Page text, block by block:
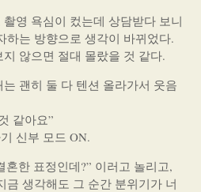
영 욕심이 컸는데 상담받다 보니
하는 방향으로 생각이 바뀌었다.
않으면 절대 몰랐을 것 같다.
괜히 둘 다 텐션 올라가서 웃음
같아요”
신부 모드 ON.
한 표정인데?” 이러고 놀리고,
금 생각해도 그 순간 분위기가 너